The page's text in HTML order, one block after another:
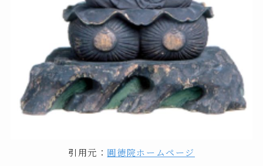
引用元： 圓徳院ホームページ